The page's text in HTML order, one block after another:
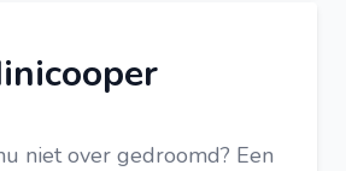
niet over gedroomd? Een